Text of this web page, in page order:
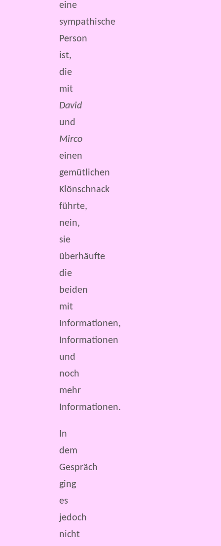
eine
sympathische
Person
ist,
die
mit
David
und
Mirco
einen
gemütlichen
Klönschnack
führte,
nein,
sie
überhäufte
die
beiden
mit
Informationen,
Informationen
und
noch
mehr
Informationen.
In
dem
Gespräch
ging
es
jedoch
nicht